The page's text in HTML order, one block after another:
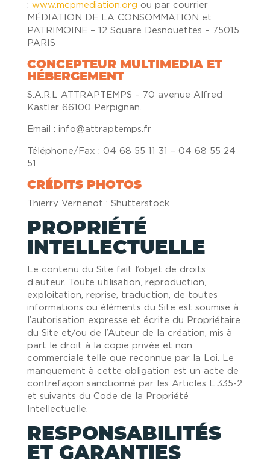
: www.mcpmediation.org ou par courrier
MÉDIATION DE LA CONSOMMATION et
PATRIMOINE – 12 Square Desnouettes – 75015
PARIS
CONCEPTEUR MULTIMEDIA ET
HÉBERGEMENT
S.A.R.L ATTRAPTEMPS – 70 avenue Alfred
Kastler 66100 Perpignan.
Email : info@attraptemps.fr
Téléphone/Fax : 04 68 55 11 31 – 04 68 55 24
51
CRÉDITS PHOTOS
Thierry Vernenot ; Shutterstock
PROPRIÉTÉ
INTELLECTUELLE
Le contenu du Site fait l’objet de droits
d’auteur. Toute utilisation, reproduction,
exploitation, reprise, traduction, de toutes
informations ou éléments du Site est soumise à
l’autorisation expresse et écrite du Propriétaire
du Site et/ou de l’Auteur de la création, mis à
part le droit à la copie privée et non
commerciale telle que reconnue par la Loi. Le
manquement à cette obligation est un acte de
contrefaçon sanctionné par les Articles L.335-2
et suivants du Code de la Propriété
Intellectuelle.
RESPONSABILITÉS
ET GARANTIES